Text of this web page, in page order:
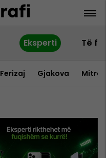
Eksperti Të
Ferizaj Gjakova